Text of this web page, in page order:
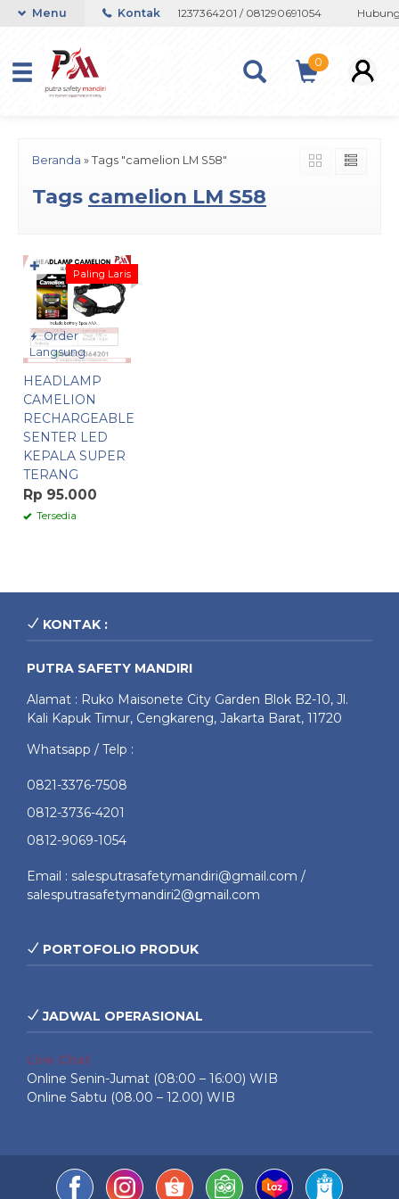
Whatsapp 082133767508 / 081237364201 / 081290691054
Menu Kontak
0
Beranda » Tags "camelion LM S58"
Tags camelion LM S58
Order
Langsung
Paling Laris
HEADLAMP
CAMELION
RECHARGEABLE
SENTER LED
KEPALA SUPER
TERANG
Rp 95.000
Tersedia
✚
KONTAK :
PUTRA SAFETY MANDIRI
Alamat : Ruko Maisonete City Garden Blok B2-10, Jl.
Kali Kapuk Timur, Cengkareng, Jakarta Barat, 11720
Whatsapp / Telp :
0821-3376-7508
0812-3736-4201
0812-9069-1054
Email : salesputrasafetymandiri@gmail.com /
salesputrasafetymandiri2@gmail.com
PORTOFOLIO PRODUK
JADWAL OPERASIONAL
Live Chat
Online Senin-Jumat (08:00 – 16:00) WIB
Online Sabtu (08.00 – 12.00) WIB